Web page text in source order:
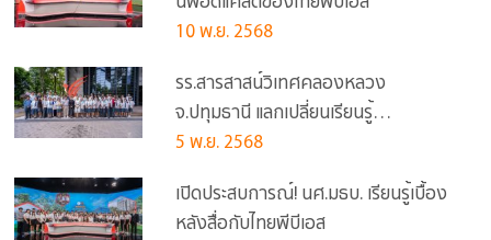
10 พ.ย. 2568
รร.สารสาสน์วิเทศคลองหลวง
จ.ปทุมธานี แลกเปลี่ยนเรียนรู้
“ประสบการณ์การทำงานสื่อสารมวลชน
5 พ.ย. 2568
เปิดประสบการณ์! นศ.มธบ. เรียนรู้เบื้อง
หลังสื่อกับไทยพีบีเอส